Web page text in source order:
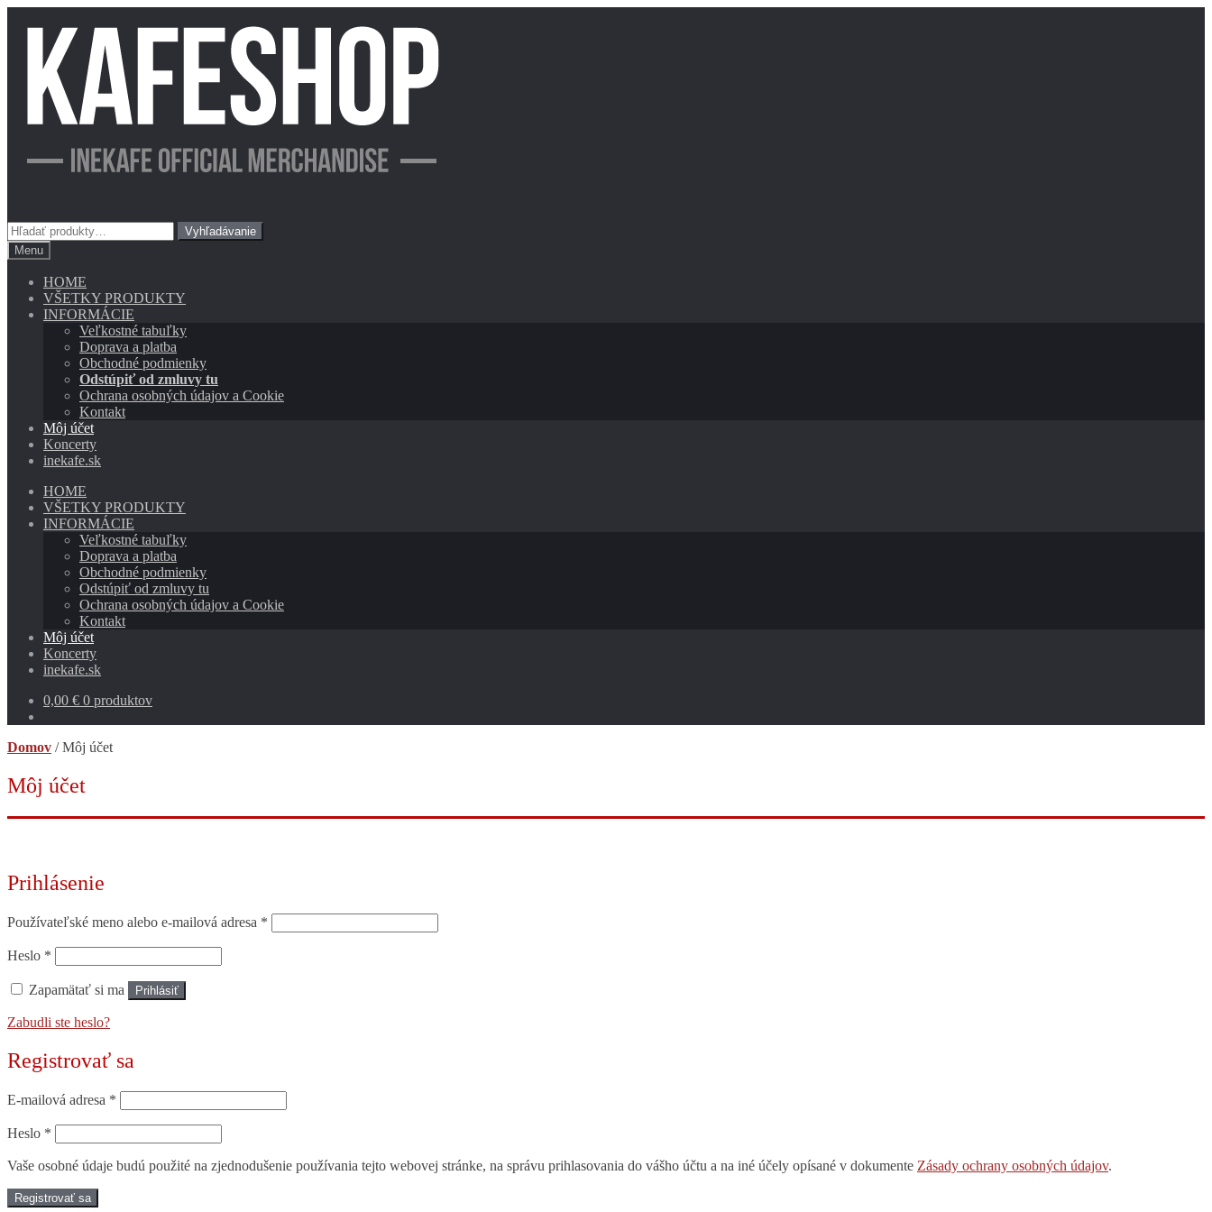
navigáciu
Hľadať:
Vyhľadávanie
Menu
HOME
VŠETKY PRODUKTY
INFORMÁCIE
Veľkostné tabuľky
Doprava a platba
Obchodné podmienky
Odstúpiť od zmluvy tu
Ochrana osobných údajov a Cookie
Kontakt
Môj účet
Koncerty
inekafe.sk
HOME
VŠETKY PRODUKTY
INFORMÁCIE
Veľkostné tabuľky
Doprava a platba
Obchodné podmienky
Odstúpiť od zmluvy tu
Ochrana osobných údajov a Cookie
Kontakt
Môj účet
Koncerty
inekafe.sk
0,00 € 0 produktov
Domov /Môj účet
Môj účet
Prihlásenie
Používateľské meno alebo e-mailová adresa *
Heslo *
Zapamätať si ma Prihlásiť
Zabudli ste heslo?
Registrovať sa
E-mailová adresa *
Heslo *
Vaše osobné údaje budú použité na zjednodušenie používania tejto webovej stránke, na správu prihlasovania do vášho účtu a na iné účely opísané v dokumente Zásady ochrany osobných údajov.
Registrovať sa